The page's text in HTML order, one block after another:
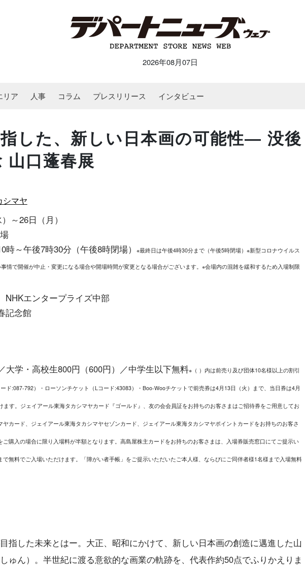
2026年08月07日
リア 人事 コラム プレスリリース インタビュー
した、新しい日本画の可能性― 没後
山口蓬春展
シマヤ
～26日（月）
時～午後7時30分（午後8時閉場）
※最終日は午後4時30分まで（午後5時閉場）※新型コロナウイルス
情で開催が中止・変更になる場合や開場時間が変更となる場合がございます。※会場内の混雑を緩和するため入場制限
NHKエンタープライズ中部
記念館
大学・高校生800円（600円）／中学生以下無料※（ ）内は前売り及び団体10名様以上の割引
ド:087-792）・ローソンチケット（Lコード:43083）・Boo-Wooチケットで前売券は4月13日（火）まで、当日券は4月
ます。ジェイアール東海タカシマヤカード『ゴールド』、友の会会員証をお持ちのお客さまはご招待券をご用意してお
ヤカード、ジェイアール東海タカシマヤセゾンカード、ジェイアール東海タカシマヤポイントカードをお持ちのお客さ
ご購入の場合に限り入場料が半額となります。高島屋株主カードをお持ちのお客さまは、入場券販売窓口にてご提示い
無料でご入場いただけます。「障がい者手帳」をご提示いただいたご本人様、ならびにご同伴者様1名様まで入場無料
指した未来とはー。大正、昭和にかけて、新しい日本画の創造に邁進した山
ゅん）。半世紀に渡る意欲的な画業の軌跡を、代表作約50点でふりかえりま